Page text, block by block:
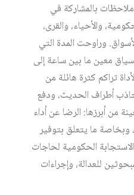
بالمشاركة في
والأحياء، والقرى،
وراوحت المدة التي
معين ما بين ساعة إلى
تراكم كثرة هائلة من
أطراف الحديث، ودفع
من أبرزها: الرضا عن أداء
وبخاصة ما يتعلق بتوفير
الحكومية لحاجات
للعدالة، وإجراءات